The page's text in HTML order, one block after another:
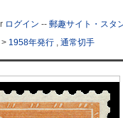
ログイン -- 郵趣サイト・スタ
> 1958年発行 , 通常切手